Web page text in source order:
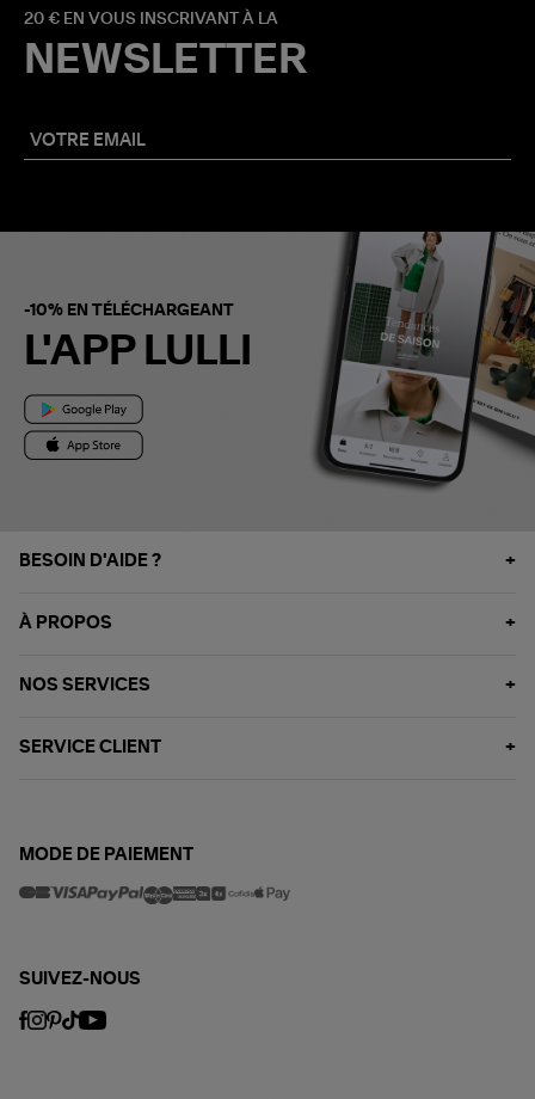
20 € EN VOUS INSCRIVANT À LA
NEWSLETTER
-10% EN TÉLÉCHARGEANT
L'APP LULLI
BESOIN D'AIDE ?
À PROPOS
NOS SERVICES
SERVICE CLIENT
MODE DE PAIEMENT
SUIVEZ-NOUS